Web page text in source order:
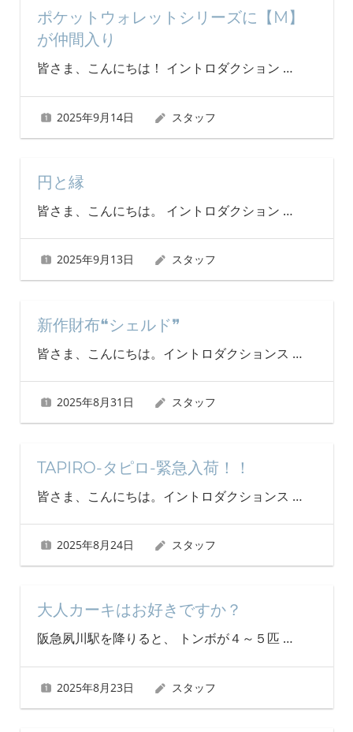
ポケットウォレットシリーズに【M】
が仲間入り
皆さま、こんにちは！ イントロダクション …
2025年9月14日 スタッフ
円と縁
皆さま、こんにちは。 イントロダクション …
2025年9月13日 スタッフ
新作財布❝シェルド❞
皆さま、こんにちは。イントロダクションス …
2025年8月31日 スタッフ
TAPIRO-タピロ-緊急入荷！！
皆さま、こんにちは。イントロダクションス …
2025年8月24日 スタッフ
大人カーキはお好きですか？
阪急夙川駅を降りると、 トンボが４～５匹 …
2025年8月23日 スタッフ